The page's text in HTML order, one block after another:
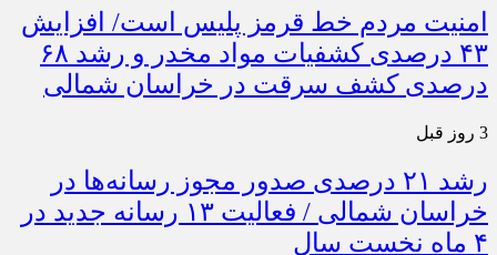
امنیت مردم خط قرمز پلیس است/ افزایش
۴۳ درصدی کشفیات مواد مخدر و رشد ۶۸
درصدی کشف سرقت در خراسان شمالی
3 روز قبل
رشد ۲۱ درصدی صدور مجوز رسانه‌ها در
خراسان شمالی / فعالیت ۱۳ رسانه جدید در
۴ ماه نخست سال